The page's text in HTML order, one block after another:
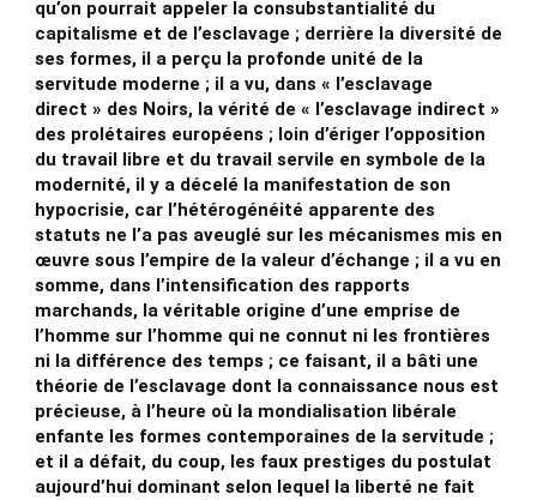
qu’on pourrait appeler la consubstantialité du
capitalisme et de l’esclavage ; derrière la diversité de
ses formes, il a perçu la profonde unité de la
servitude moderne ; il a vu, dans « l’esclavage
direct » des Noirs, la vérité de « l’esclavage indirect »
des prolétaires européens ; loin d’ériger l’opposition
du travail libre et du travail servile en symbole de la
modernité, il y a décelé la manifestation de son
hypocrisie, car l’hétérogénéité apparente des
statuts ne l’a pas aveuglé sur les mécanismes mis en
œuvre sous l’empire de la valeur d’échange ; il a vu en
somme, dans l’intensification des rapports
marchands, la véritable origine d’une emprise de
l’homme sur l’homme qui ne connut ni les frontières
ni la différence des temps ; ce faisant, il a bâti une
théorie de l’esclavage dont la connaissance nous est
précieuse, à l’heure où la mondialisation libérale
enfante les formes contemporaines de la servitude ;
et il a défait, du coup, les faux prestiges du postulat
aujourd’hui dominant selon lequel la liberté ne fait